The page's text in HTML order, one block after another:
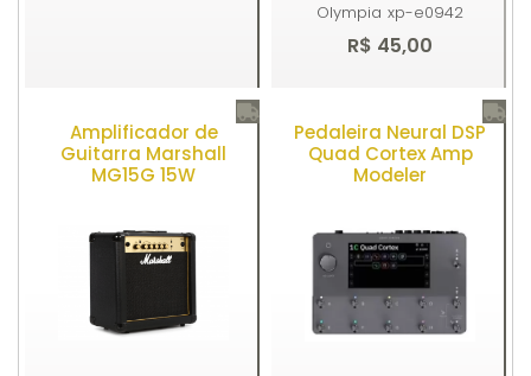
Comprar
Olympia xp-e0942
R$ 45,00
Comprar
Amplificador de
Guitarra Marshall
MG15G 15W
Pedaleira Neural DSP
Quad Cortex Amp
Modeler